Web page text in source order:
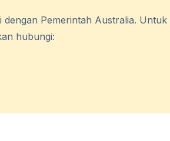
Pemerintah Australia.
hubungi: